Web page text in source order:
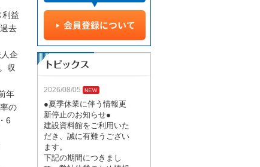
益
去
企
収
年
の
6
2026/08/05
●夏季休業に伴う情報更
新停止のお知らせ●
建設資料館をご利用いた
だき、誠に有難うござい
ます。
下記の期間につきまし